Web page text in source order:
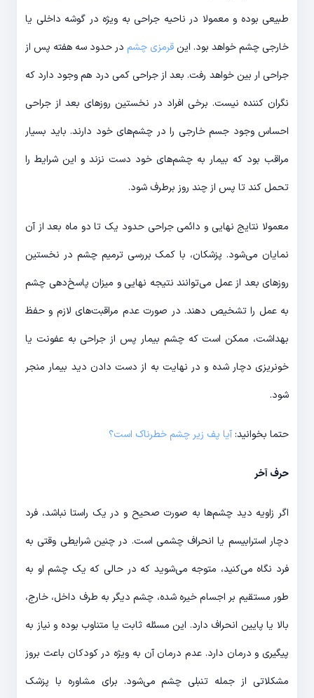
طبیعی بوده و معمولا در ناحیه جراحی به ویژه در گوشه داخلی یا
خارجی چشم خواهد بود. این قرمزی چشم در حدود سه هفته پس از
جراحی ار بین خواهد رفت. بعد از جراحی کمی درد هم وجود دارد که
نگران کننده نیست. برخی افراد در نخستین روزهای بعد از جراحی
احساس وجود جسم خارجی را در چشم‌های خود دارند. باید بسیار
مراقب بود که بیمار به چشم‌های خود دست نزند و این شرایط را
تحمل کند تا پس از چند روز برطرف شود.
معمولا نتایج نهایی و دائمی جراحی حدود یک تا دو ماه بعد از آن
نمایان می‌شود. پزشکان، با کمک بررسی ترمیم چشم در نخستین
روزهای بعد از عمل می‌توانند نتیجه نهایی و میزان پاسخ‌دهی چشم
به عمل را تشخیص دهند. در صورت عدم مراقبت‌های لازم و حفظ
بهداشت، ممکن است که چشم بیمار پس از جراحی به عفونت یا
خونریزی دچار شده و در نهایت به از دست دادن دید بیمار منجر
شود.
حتما بخوانید:آیا پف زیر چشم خطرناک است؟
حرف آخر
اگر زاویه دید چشم‌ها به صورت صحیح و در یک راستا نباشد، فرد
دچار استرابیسم یا انحراف چشمی است. در چنین شرایطی وقتی به
فرد نگاه می‌کنید، متوجه می‌شوید که در حالی که یک چشم او به
طور مستقیم بر اجسام خیره شده، چشم دیگر به طرف داخل، خارج،
بالا یا پایین انحراف دارد. این مسئله ثابت یا متناوب بوده و نیاز به
پیگیری و درمان دارد. عدم درمان آن به ویژه در کودکان باعث بروز
مشکلاتی از جمله تنبلی چشم می‌شود. برای مشاوره با پزشک